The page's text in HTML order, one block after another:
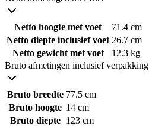
Netto hoogte met voet
71.4 cm
Netto diepte inclusief voet 26.7 cm
Netto gewicht met voet
12.3 kg
Bruto afmetingen inclusief verpakking
Bruto breedte 77.5 cm
Bruto hoogte 14 cm
Bruto diepte
123 cm